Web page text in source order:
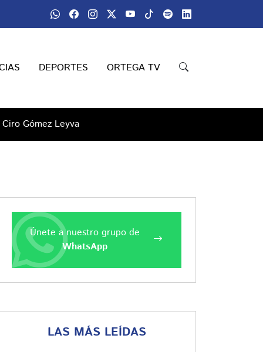
DEPORTES ORTEGA TV
Gómez Leyva
Únete a nuestro grupo de
WhatsApp
LAS MÁS LEÍDAS